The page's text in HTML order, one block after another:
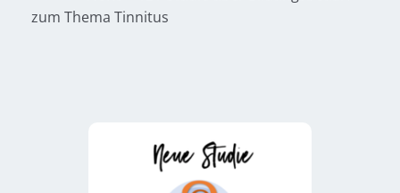
zum Thema Tinnitus